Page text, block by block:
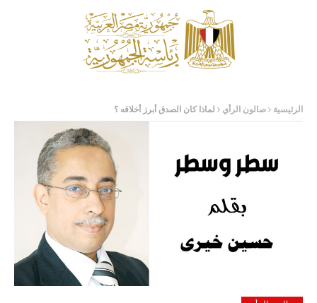
الرئيسية صالون الرأي لماذا كان الصدق أبرز أخلاقه ؟